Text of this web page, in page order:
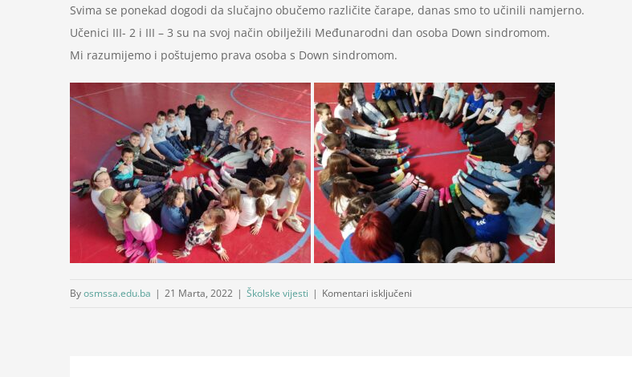
Svima se ponekad dogodi da slučajno obučemo različite čarape, danas smo to učinili namjerno.
Učenici III- 2 i III – 3 su na svoj način obilježili Međunarodni dan osoba Down sindromom.
Mi razumijemo i poštujemo prava osoba s Down sindromom.
Byosmssa.edu.ba | 21 Marta, 2022 | Školske vijesti | Komentari isključeni